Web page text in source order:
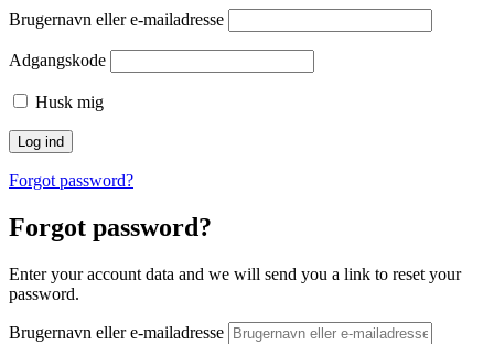
Brugernavn eller e-mailadresse
Adgangskode
Husk mig
Forgot password?
Forgot password?
Enter your account data and we will send you a link to reset your
password.
Brugernavn eller e-mailadresse